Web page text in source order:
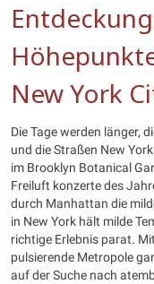
New York
Die Tage werden länger,
und die Straßen New
im Brooklyn Botanical
Freiluft konzerte des
durch Manhattan die
in New York hält milde
richtige Erlebnis parat.
pulsierende Metropole
auf der Suche nach